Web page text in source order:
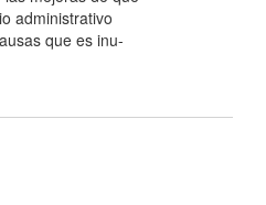
que es inu-